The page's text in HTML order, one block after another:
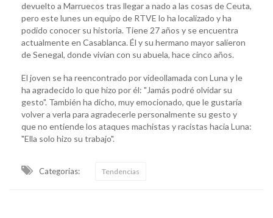
devuelto a Marruecos tras llegar a nado a las cosas de Ceuta,
pero este lunes un equipo de RTVE lo ha localizado y ha
podido conocer su historia. Tiene 27 años y se encuentra
actualmente en Casablanca. Él y su hermano mayor salieron
de Senegal, donde vivían con su abuela, hace cinco años.
El joven se ha reencontrado por videollamada con Luna y le
ha agradecido lo que hizo por él: "Jamás podré olvidar su
gesto". También ha dicho, muy emocionado, que le gustaría
volver a verla para agradecerle personalmente su gesto y
que no entiende los ataques machistas y racistas hacia Luna:
"Ella solo hizo su trabajo".
Categorias: Tendencias